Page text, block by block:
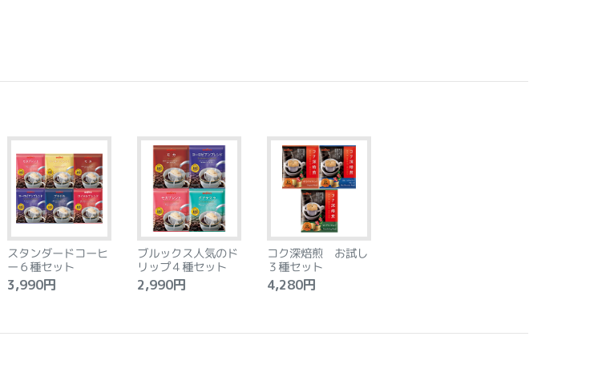
スタンダードコーヒ
ー６種セット
3,990円
ブルックス人気のド
リップ４種セット
2,990円
コク深焙煎 お試し
３種セット
4,280円